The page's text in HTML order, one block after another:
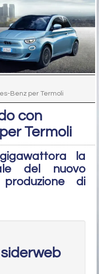
Benz per Termoli
con
Termoli
la
del nuovo
di